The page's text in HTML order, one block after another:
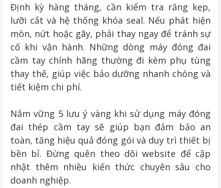
Định kỳ hàng tháng, cần kiểm tra răng kẹp,
lưỡi cắt và hệ thống khóa seal. Nếu phát hiện
mòn, nứt hoặc gãy, phải thay ngay để tránh sự
cố khi vận hành. Những dòng máy đóng đai
cầm tay chính hãng thường đi kèm phụ tùng
thay thế, giúp việc bảo dưỡng nhanh chóng và
tiết kiệm chi phí.
Nắm vững 5 lưu ý vàng khi sử dụng máy đóng
đai thép cầm tay sẽ giúp bạn đảm bảo an
toàn, tăng hiệu quả đóng gói và duy trì thiết bị
bền bỉ. Đừng quên theo dõi website để cập
nhật thêm nhiều kiến thức chuyên sâu cho
doanh nghiệp.